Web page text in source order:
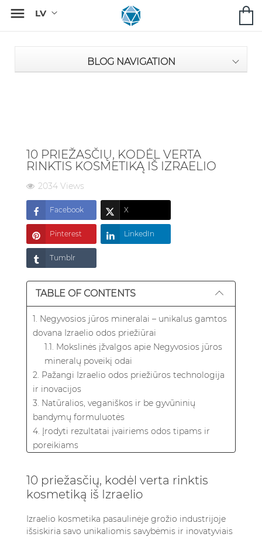

BLOG NAVIGATION
10 PRIEŽASČIŲ, KODĖL VERTA
RINKTIS KOSMETIKĄ IŠ IZRAELIO
2034 Views
Facebook X
Pinterest LinkedIn
Tumblr
TABLE OF CONTENTS
1. Negyvosios jūros mineralai – unikalus gamtos
dovana Izraelio odos priežiūrai
1.1. Mokslinės įžvalgos apie Negyvosios jūros
mineralų poveikį odai
2. Pažangi Izraelio odos priežiūros technologija
ir inovacijos
3. Natūralios, veganiškos ir be gyvūninių
bandymų formuluotės
4. Įrodyti rezultatai įvairiems odos tipams ir
poreikiams
5.1. 1. Tarptautiniu mastu pripažinta kokybė
5.2. 2. Unikalūs regiono botaniniai ekstraktai
5.3. 3. Įsipareigojimas tvarumui
5.4. 4. Prieinamas prabangos pojūtis
5.5. 5. Platus produktų pasirinkimas
10 priežasčių, kodėl verta rinktis
kosmetiką iš Izraelio
Izraelio kosmetika pasaulinėje grožio industrijoje
išsiskiria savo unikaliomis savybėmis ir inovatyviais